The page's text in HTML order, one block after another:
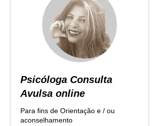
Psicóloga Consulta
Avulsa online
Para fins de Orientação e / ou
aconselhamento